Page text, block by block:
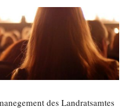
des Landratsamtes